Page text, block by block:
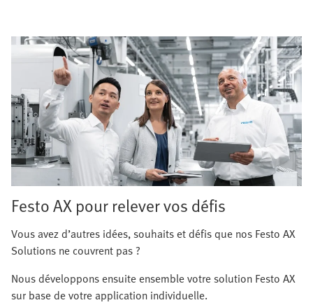
Festo AX pour relever vos défis
Vous avez d’autres idées, souhaits et défis que nos Festo AX
Solutions ne couvrent pas ?
Nous développons ensuite ensemble votre solution Festo AX
sur base de votre application individuelle.